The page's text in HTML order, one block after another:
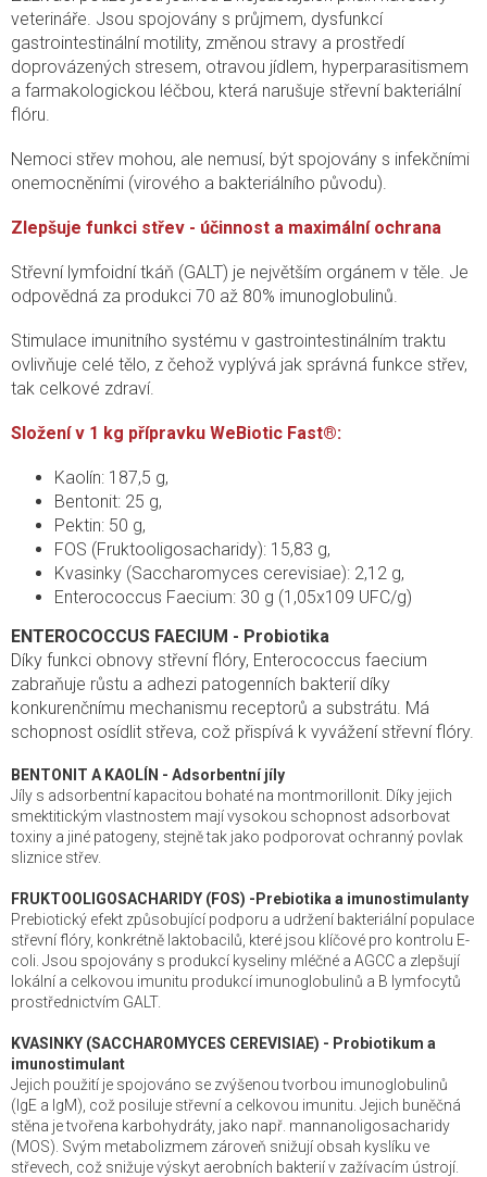
veterináře. Jsou spojovány s průjmem, dysfunkcí
gastrointestinální motility, změnou stravy a prostředí
doprovázených stresem, otravou jídlem, hyperparasitismem
a farmakologickou léčbou, která narušuje střevní bakteriální
flóru.
Nemoci střev mohou, ale nemusí, být spojovány s infekčními
onemocněními (virového a bakteriálního původu).
Zlepšuje funkci střev - účinnost a maximální ochrana
Střevní lymfoidní tkáň (GALT) je největším orgánem v těle. Je
odpovědná za produkci 70 až 80% imunoglobulinů.
Stimulace imunitního systému v gastrointestinálním traktu
ovlivňuje celé tělo, z čehož vyplývá jak správná funkce střev,
tak celkové zdraví.
Složení v 1 kg přípravku WeBiotic Fast®:
Kaolín: 187,5 g,
Bentonit: 25 g,
Pektin: 50 g,
FOS (Fruktooligosacharidy): 15,83 g,
Kvasinky (Saccharomyces cerevisiae): 2,12 g,
Enterococcus Faecium: 30 g (1,05x109 UFC/g)
ENTEROCOCCUS FAECIUM - Probiotika
Díky funkci obnovy střevní flóry, Enterococcus faecium
zabraňuje růstu a adhezi patogenních bakterií díky
konkurenčnímu mechanismu receptorů a substrátu. Má
schopnost osídlit střeva, což přispívá k vyvážení střevní flóry.
BENTONIT A KAOLÍN - Adsorbentní jíly
Jíly s adsorbentní kapacitou bohaté na montmorillonit. Díky jejich
smektitickým vlastnostem mají vysokou schopnost adsorbovat
toxiny a jiné patogeny, stejně tak jako podporovat ochranný povlak
sliznice střev.
FRUKTOOLIGOSACHARIDY (FOS) -Prebiotika a imunostimulanty
Prebiotický efekt způsobující podporu a udržení bakteriální populace
střevní flóry, konkrétně laktobacilů, které jsou klíčové pro kontrolu E-
coli. Jsou spojovány s produkcí kyseliny mléčné a AGCC a zlepšují
lokální a celkovou imunitu produkcí imunoglobulinů a B lymfocytů
prostřednictvím GALT.
KVASINKY (SACCHAROMYCES CEREVISIAE) - Probiotikum a
imunostimulant
Jejich použití je spojováno se zvýšenou tvorbou imunoglobulinů
(IgE a IgM), což posiluje střevní a celkovou imunitu. Jejich buněčná
stěna je tvořena karbohydráty, jako např. mannanoligosacharidy
(MOS). Svým metabolizmem zároveň snižují obsah kyslíku ve
střevech, což snižuje výskyt aerobních bakterií v zažívacím ústrojí.